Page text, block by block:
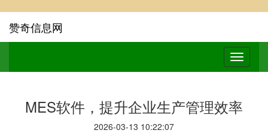
赞奇信息网
MES软件，提升企业生产管理效率
2026-03-13 10:22:07